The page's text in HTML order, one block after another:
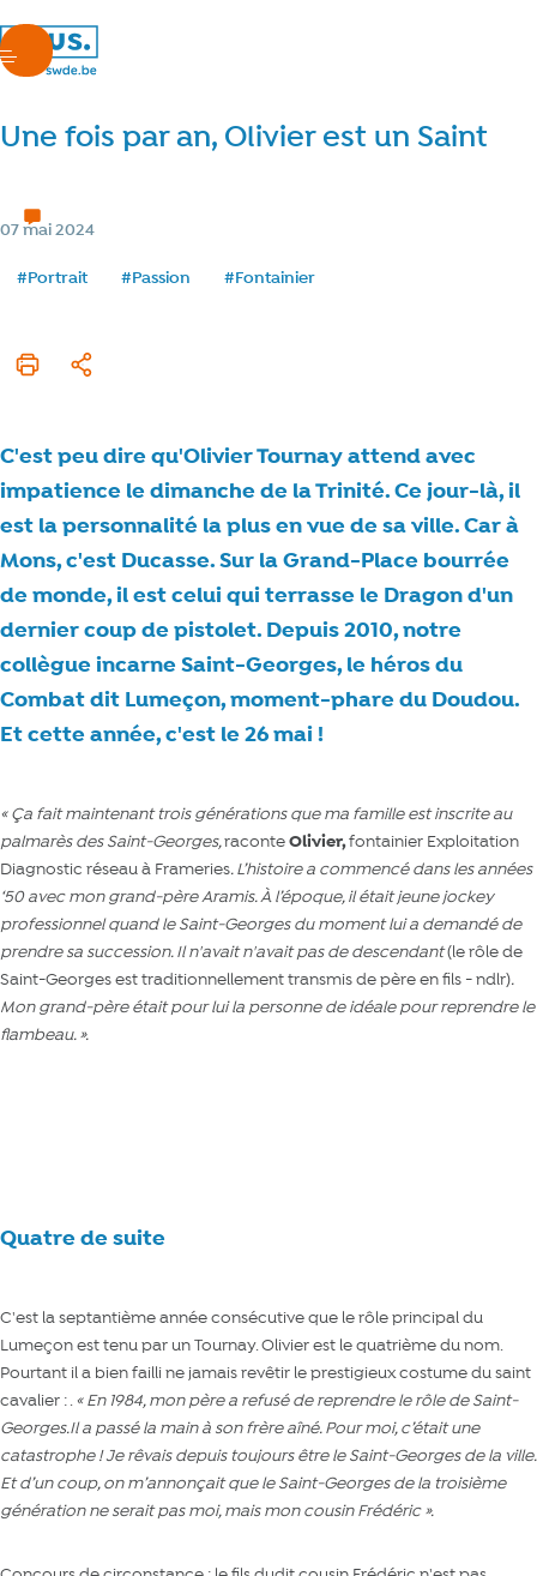
nous.swde
menu
Une fois par an, Olivier est un Saint
Catégorie
Date de publication
07 mai 2024
Tags
#Portrait #Passion #Fontainier
Imprimer cet article
Partager
C'est peu dire qu'Olivier Tournay attend avec
impatience le dimanche de la Trinité. Ce jour-là, il
est la personnalité la plus en vue de sa ville. Car à
Mons, c'est Ducasse. Sur la Grand-Place bourrée
de monde, il est celui qui terrasse le Dragon d'un
dernier coup de pistolet. Depuis 2010, notre
collègue incarne Saint-Georges, le héros du
Combat dit Lumeçon, moment-phare du Doudou.
Et cette année, c'est le 26 mai !
« Ça fait maintenant trois générations que ma famille est inscrite au
palmarès des Saint-Georges,raconteOlivier,fontainier Exploitation
Diagnostic réseau à Frameries. L’histoire a commencé dans les années
‘50 avec mon grand-père Aramis. À l’époque, il était jeune jockey
professionnel quand le Saint-Georges du moment lui a demandé de
prendre sa succession. Il n'avait n'avait pas de descendant(le rôle de
Saint-Georges est traditionnellement transmis de père en fils - ndlr).
Mon grand-père était pour lui la personne de idéale pour reprendre le
flambeau.».
Quatre de suite
C'est la septantième année consécutive que le rôle principal du
Lumeçon est tenu par un Tournay. Olivier est le quatrième du nom.
Pourtant il a bien failli ne jamais revêtir le prestigieux costume du saint
cavalier : .« En 1984, mon père a refusé de reprendre le rôle de Saint-
Georges.Il a passé la main à son frère aîné. Pour moi, c’était une
catastrophe ! Je rêvais depuis toujours être le Saint-Georges de la ville.
Et d’un coup, on m’annonçait que le Saint-Georges de la troisième
génération ne serait pas moi, mais mon cousin Frédéric ».